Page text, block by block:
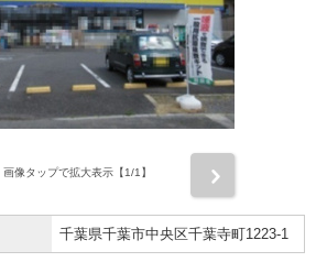
画像タップで拡大表示【1/1】
千葉県千葉市中央区千葉寺町1223-1